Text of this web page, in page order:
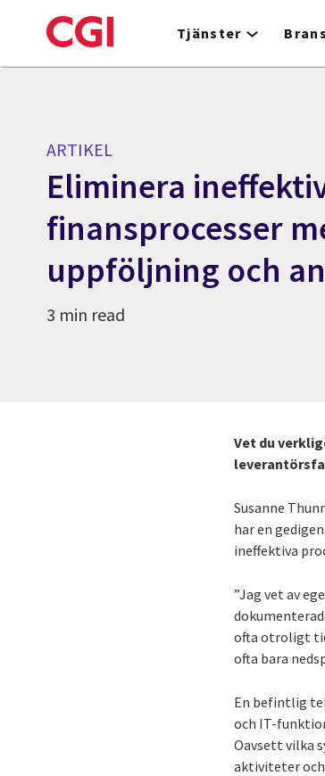
to
Tjänster
ARTIKEL
Eliminera
finansprocesser
uppföljning och
3 min read
Vet du
Susanne
har en
ineffektiva
”Jag vet av
ofta otroligt
ofta bara
En befintlig
och IT-
Oavsett vilka
aktiviteter och